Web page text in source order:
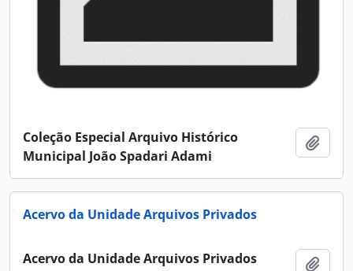
Coleção Especial Arquivo Histórico
Municipal João Spadari Adami
Acervo da Unidade Arquivos Privados
Acervo da Unidade Arquivos Privados